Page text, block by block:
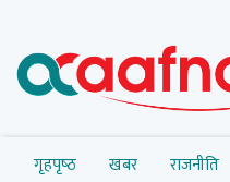
गृहपृष्‍ठ खबर राजनीति